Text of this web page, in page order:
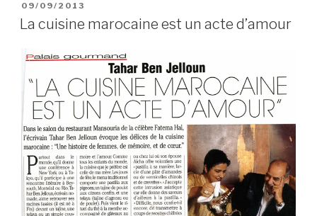
PUBLIÉ
LE
09/09/2013
La cuisine marocaine est un acte d’amour